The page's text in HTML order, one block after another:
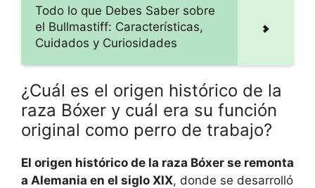
Todo lo que Debes Saber sobre
el Bullmastiff: Características,
Cuidados y Curiosidades
¿Cuál es el origen histórico de la
raza Bóxer y cuál era su función
original como perro de trabajo?
El origen histórico de la raza Bóxer se remonta
a Alemania en el siglo XIX, donde se desarrolló